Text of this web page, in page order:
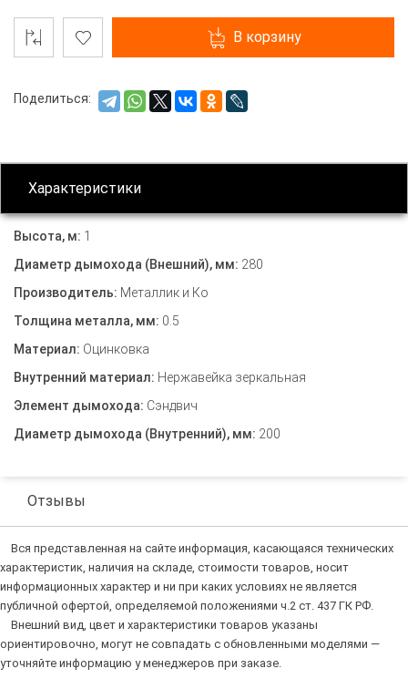
В корзину
Поделиться:
Характеристики
Высота, м: 1
Диаметр дымохода (Внешний), мм: 280
Производитель: Металлик и Ко
Толщина металла, мм: 0.5
Материал: Оцинковка
Внутренний материал: Нержавейка зеркальная
Элемент дымохода: Сэндвич
Диаметр дымохода (Внутренний), мм: 200
Отзывы
Вся представленная на сайте информация, касающаяся технических
характеристик, наличия на складе, стоимости товаров, носит
информационных характер и ни при каких условиях не является
публичной офертой, определяемой положениями ч.2 ст. 437 ГК РФ.
Внешний вид, цвет и характеристики товаров указаны
ориентировочно, могут не совпадать с обновленными моделями —
уточняйте информацию у менеджеров при заказе.